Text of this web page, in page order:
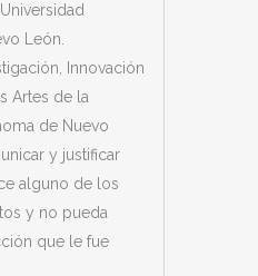
León.
Innovación
Artes de la
de Nuevo
y justificar
alguno de los
y no pueda
que le fue